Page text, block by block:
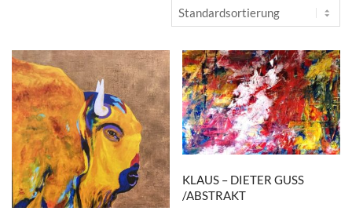
KLAUS – DIETER GUSS
/ABSTRAKT